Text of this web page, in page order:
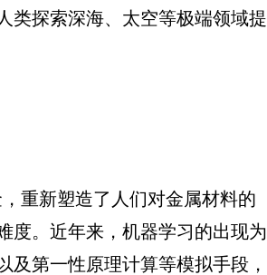
类探索深海、太空等极端领域提
重新塑造了人们对金属材料的
度。近年来，机器学习的出现为
及第一性原理计算等模拟手段，